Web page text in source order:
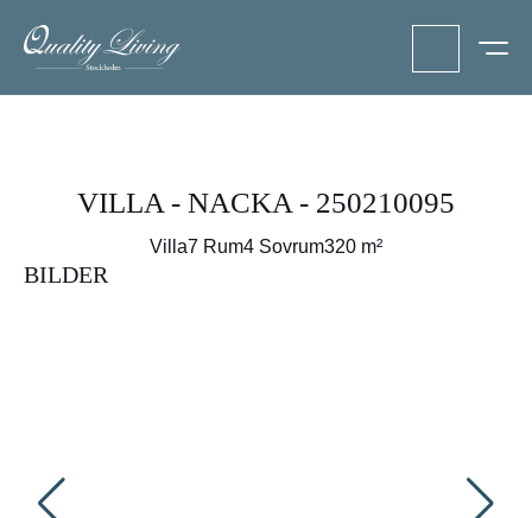
VILLA - NACKA - 250210095
Villa7 Rum4 Sovrum320 m²
BILDER